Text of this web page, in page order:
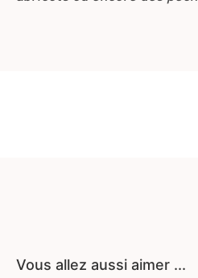
Vous allez aussi aimer ...